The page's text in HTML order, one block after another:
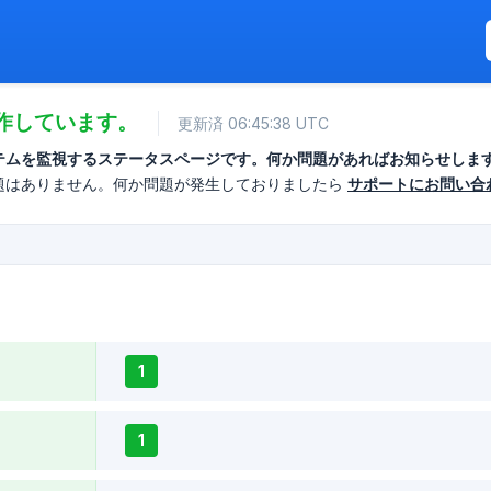
ています。
更新済 06:45:38 UTC
を監視するステータスページです。何か問題があればお知らせします
ありません。何か問題が発生しておりましたら サポートにお問い合
1
1